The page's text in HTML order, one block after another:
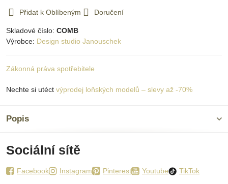
Přidat k Oblíbeným Doručení
Skladové číslo: COMB
Výrobce: Design studio Janouschek
Zákonná práva spotřebitele
Nechte si utéct výprodej loňských modelů – slevy až -70%
Popis
Sociální sítě
Facebook Instagram Pinterest Youtube TikTok